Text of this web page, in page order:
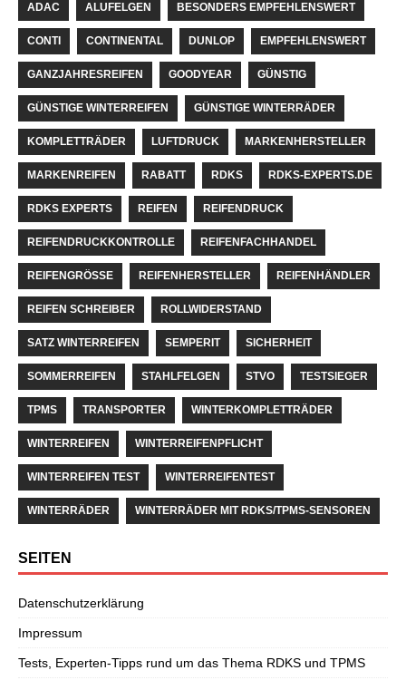
ADAC ALUFELGEN BESONDERS EMPFEHLENSWERT
CONTI CONTINENTAL DUNLOP EMPFEHLENSWERT
GANZJAHRESREIFEN GOODYEAR GÜNSTIG
GÜNSTIGE WINTERREIFEN GÜNSTIGE WINTERRÄDER
KOMPLETTRÄDER LUFTDRUCK MARKENHERSTELLER
MARKENREIFEN RABATT RDKS RDKS-EXPERTS.DE
RDKS EXPERTS REIFEN REIFENDRUCK
REIFENDRUCKKONTROLLE REIFENFACHHANDEL
REIFENGRÖSSE REIFENHERSTELLER REIFENHÄNDLER
REIFEN SCHREIBER ROLLWIDERSTAND
SATZ WINTERREIFEN SEMPERIT SICHERHEIT
SOMMERREIFEN STAHLFELGEN STVO TESTSIEGER
TPMS TRANSPORTER WINTERKOMPLETTRÄDER
WINTERREIFEN WINTERREIFENPFLICHT
WINTERREIFEN TEST WINTERREIFENTEST
WINTERRÄDER WINTERRÄDER MIT RDKS/TPMS-SENSOREN
SEITEN
Datenschutzerklärung
Impressum
Tests, Experten-Tipps rund um das Thema RDKS und TPMS